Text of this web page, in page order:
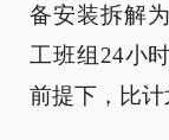
备安装拆解
工班组24小
前提下，比计